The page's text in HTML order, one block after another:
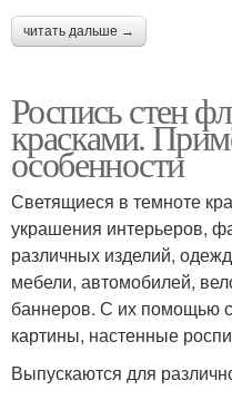
читать дальше →
Роспись стен
красками.
особенности
Светящиеся в темноте
украшения интерьеров,
различных изделий,
мебели, автомобилей,
баннеров. С их помощью
картины, настенные
Выпускаются для